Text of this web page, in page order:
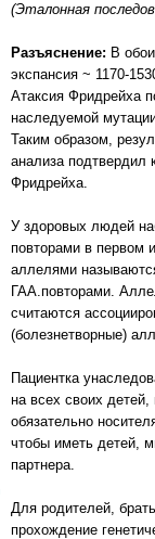
(Эталонная
Разъяснение: В
экспансия ~ 1170-
Атаксия Фридрейха
наследуемой
Таким образом,
анализа подтвердил
Фридрейха.
У здоровых людей
повторами в первом
аллелями
ГАА.повторами.
считаются
(болезнетворные)
Пациентка
на всех своих
обязательно
чтобы иметь детей,
партнера.
Для родителей,
прохождение